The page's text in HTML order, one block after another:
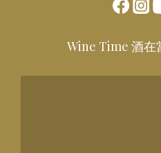
Wine Time 酒在